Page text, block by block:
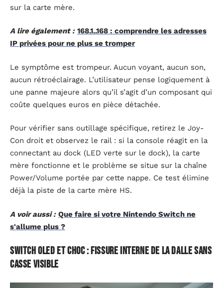
sur la carte mère.
A lire également : 168.1..168 : comprendre les adresses
IP privées pour ne plus se tromper
Le symptôme est trompeur. Aucun voyant, aucun son,
aucun rétroéclairage. L’utilisateur pense logiquement à
une panne majeure alors qu’il s’agit d’un composant qui
coûte quelques euros en pièce détachée.
Pour vérifier sans outillage spécifique, retirez le Joy-
Con droit et observez le rail : si la console réagit en la
connectant au dock (LED verte sur le dock), la carte
mère fonctionne et le problème se situe sur la chaîne
Power/Volume portée par cette nappe. Ce test élimine
déjà la piste de la carte mère HS.
A voir aussi : Que faire si votre Nintendo Switch ne
s'allume plus ?
Switch OLED et choc : fissure interne de la dalle sans
casse visible